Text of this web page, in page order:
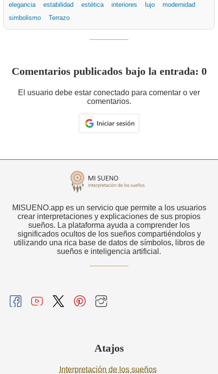
elegancia
estabilidad estética interiores lujo
modernidad
simbolismo
Terrazo
Comentarios publicados bajo la entrada: 0
El usuario debe estar conectado para comentar o ver
comentarios.
MISUENO.app es un servicio que permite a los usuarios
crear interpretaciones y explicaciones de sus propios
sueños. La plataforma ayuda a comprender los
significados ocultos de los sueños compartiéndolos y
utilizando una rica base de datos de símbolos, libros de
sueños e inteligencia artificial.
Atajos
Interpretación de los sueños